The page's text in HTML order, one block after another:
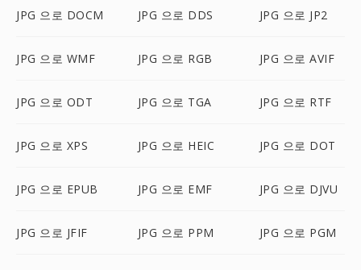
JPG 으로 DOCM JPG 으로 DDS JPG 으로 JP2
JPG 으로 WMF JPG 으로 RGB JPG 으로 AVIF
JPG 으로 ODT JPG 으로 TGA JPG 으로 RTF
JPG 으로 XPS JPG 으로 HEIC JPG 으로 DOT
JPG 으로 EPUB JPG 으로 EMF JPG 으로 DJVU
JPG 으로 JFIF JPG 으로 PPM JPG 으로 PGM